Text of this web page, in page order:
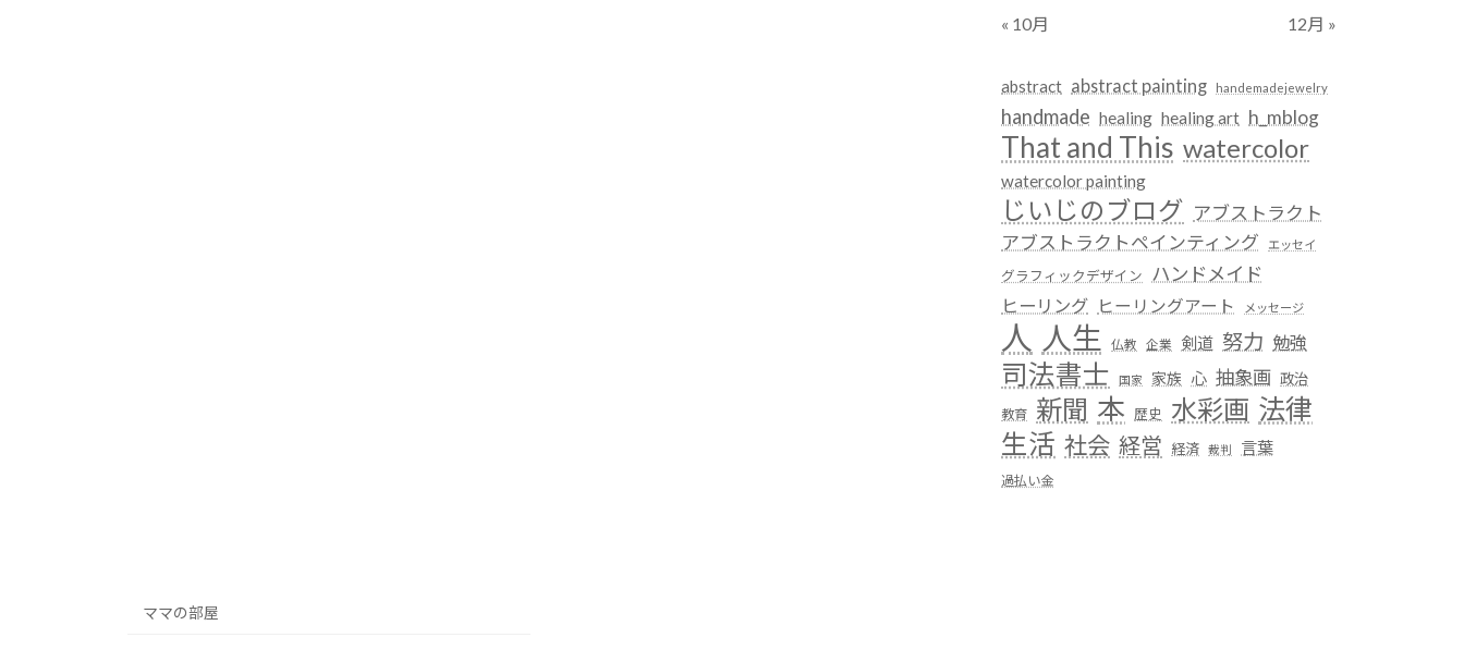
« 10月 12月 »
abstract abstract painting handemadejewelry
handmade healing healing art h_mblog
That and This watercolor
watercolor painting
じいじのブログ アブストラクト
アブストラクトペインティング
エッセイ
グラフィックデザイン ハンドメイド
ヒーリング ヒーリングアート メッセージ
人 人生 仏教 企業 剣道 努力 勉強
司法書士 国家 家族 心 抽象画 政治
教育 新聞 本 歴史 水彩画 法律
生活 社会 経営 経済 裁判 言葉
過払い金
ママの部屋